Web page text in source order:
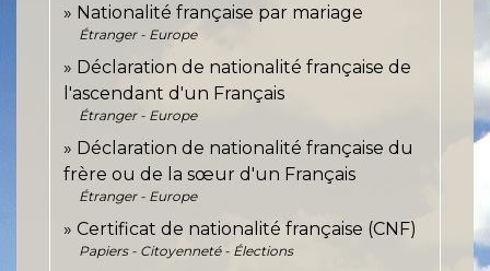
Nationalité française par mariage
Étranger - Europe
Déclaration de nationalité française de
l'ascendant d'un Français
Étranger - Europe
Déclaration de nationalité française du
frère ou de la sœur d'un Français
Étranger - Europe
Certificat de nationalité française (CNF)
Papiers - Citoyenneté - Élections